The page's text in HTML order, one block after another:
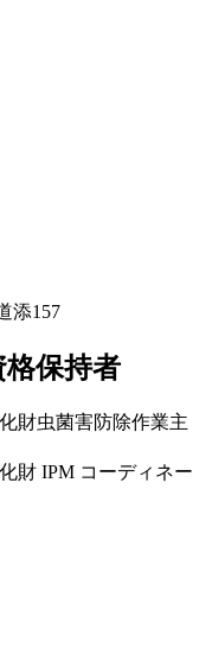
添157
保持者
財虫菌害防除作業主
財 IPM コーディネー